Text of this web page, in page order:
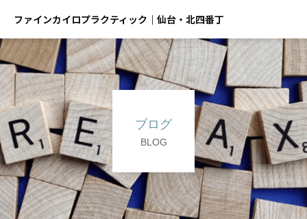
ファインカイロプラクティック｜仙台・北四番丁
ブログ
BLOG